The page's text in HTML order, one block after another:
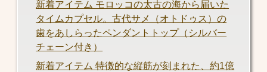
新着アイテム モロッコの太古の海から届いた
タイムカプセル。古代サメ（オトドゥス）の
歯をあしらったペンダントトップ（シルバー
チェーン付き）
新着アイテム 特徴的な縦筋が刻まれた、約1億